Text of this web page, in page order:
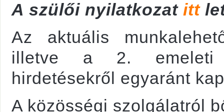
A szülői nyilatkozat itt
Az aktuális
illetve a 2. emeleti
hirdetésekről egyaránt
A közösségi szolgálatról